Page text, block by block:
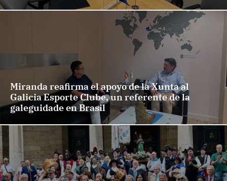
Miranda reafirma el apoyo de la Xunta al
Galicia Esporte Clube, un referente de la
galeguidade en Brasil